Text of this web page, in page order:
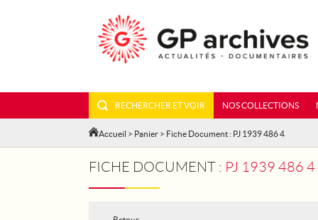
RECHERCHER ET VOIR NOS COLLECTIONS
Accueil > Panier > Fiche Document : PJ 1939 486 4
FICHE DOCUMENT : PJ 1939 486 4